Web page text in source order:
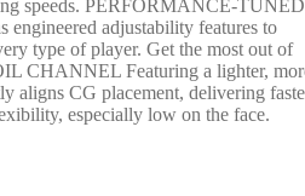
speeds. PERFORMANCE-TUNED
adjustability features to
type of player. Get the most out of
CHANNEL Featuring a lighter,
aligns CG placement, delivering
especially low on the face.